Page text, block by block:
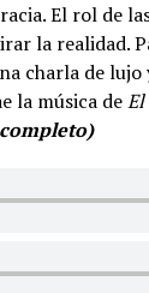
El rol de
la realidad.
charla de
la música de